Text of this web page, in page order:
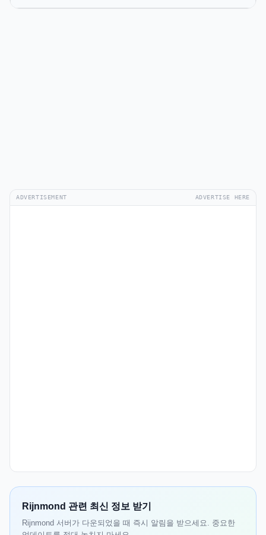
ADVERTISEMENT ADVERTISE HERE
Rijnmond 관련 최신 정보 받기
Rijnmond 서버가 다운되었을 때 즉시 알림을 받으세요. 중요한